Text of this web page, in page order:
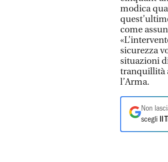
modica
come
sicurezza
situazioni
tranquillità
l’Arma.
Non
scegli
Il